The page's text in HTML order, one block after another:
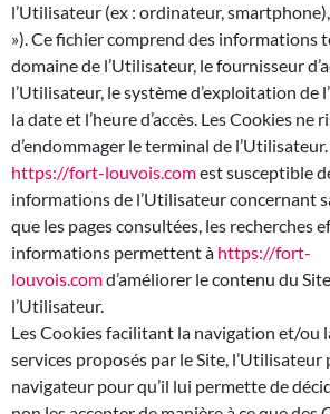
l’Utilisateur (ex : ordinateur,
»). Ce fichier comprend des informations
domaine de l’Utilisateur, le fournisseur
l’Utilisateur, le système d’exploitation de
la date et l’heure d’accès. Les Cookies ne
d’endommager le terminal de l’Utilisateur.
https://fort-louvois.comest susceptible
informations de l’Utilisateur concernant
que les pages consultées, les recherches
informations permettent à https://fort-
louvois.comd’améliorer le contenu du
l’Utilisateur.
Les Cookies facilitant la navigation et/ou
services proposés par le Site,
navigateur pour qu’il lui permette de